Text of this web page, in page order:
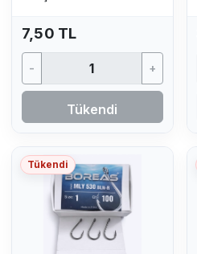
7,50 TL
- +
Tükendi
Tükendi